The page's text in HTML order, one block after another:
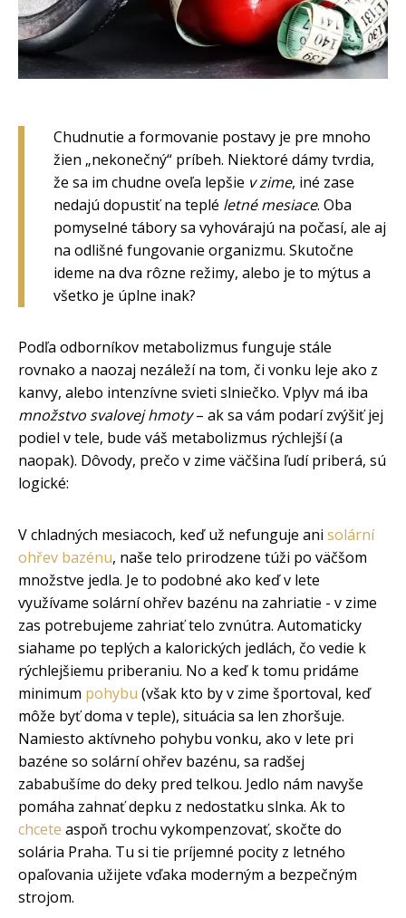
Chudnutie a formovanie postavy je pre mnoho
žien „nekonečný“ príbeh. Niektoré dámy tvrdia,
že sa im chudne oveľa lepšie v zime, iné zase
nedajú dopustiť na teplé letné mesiace. Oba
pomyselné tábory sa vyhovárajú na počasí, ale aj
na odlišné fungovanie organizmu. Skutočne
ideme na dva rôzne režimy, alebo je to mýtus a
všetko je úplne inak?
Podľa odborníkov metabolizmus funguje stále
rovnako a naozaj nezáleží na tom, či vonku leje ako z
kanvy, alebo intenzívne svieti slniečko. Vplyv má iba
množstvo svalovej hmoty– ak sa vám podarí zvýšiť jej
podiel v tele, bude váš metabolizmus rýchlejší (a
naopak). Dôvody, prečo v zime väčšina ľudí priberá, sú
logické:
V chladných mesiacoch, keď už nefunguje ani solární
ohřev bazénu, naše telo prirodzene túži po väčšom
množstve jedla. Je to podobné ako keď v lete
využívame solární ohřev bazénu na zahriatie - v zime
zas potrebujeme zahriať telo zvnútra. Automaticky
siahame po teplých a kalorických jedlách, čo vedie k
rýchlejšiemu priberaniu. No a keď k tomu pridáme
minimum pohybu (však kto by v zime športoval, keď
môže byť doma v teple), situácia sa len zhoršuje.
Namiesto aktívneho pohybu vonku, ako v lete pri
bazéne so solární ohřev bazénu, sa radšej
zababušíme do deky pred telkou. Jedlo nám navyše
pomáha zahnať depku z nedostatku slnka. Ak to
chcete aspoň trochu vykompenzovať, skočte do
solária Praha. Tu si tie príjemné pocity z letného
opaľovania užijete vďaka moderným a bezpečným
strojom.